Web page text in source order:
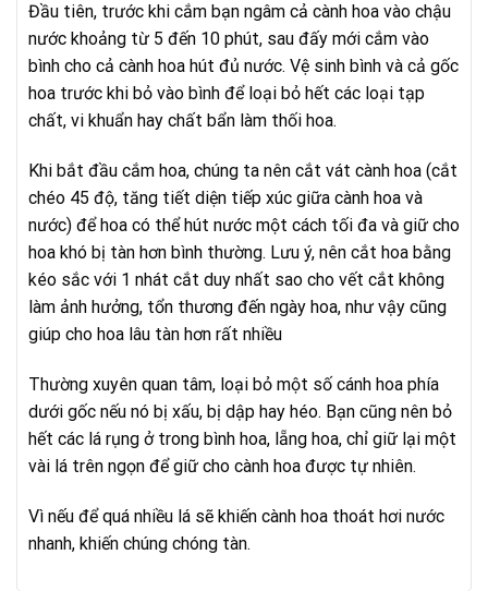
Đầu tiên, trước khi cắm bạn ngâm cả cành hoa vào chậu
nước khoảng từ 5 đến 10 phút, sau đấy mới cắm vào
bình cho cả cành hoa hút đủ nước. Vệ sinh bình và cả gốc
hoa trước khi bỏ vào bình để loại bỏ hết các loại tạp
chất, vi khuẩn hay chất bẩn làm thối hoa.
Khi bắt đầu cắm hoa, chúng ta nên cắt vát cành hoa (cắt
chéo 45 độ, tăng tiết diện tiếp xúc giữa cành hoa và
nước) để hoa có thể hút nước một cách tối đa và giữ cho
hoa khó bị tàn hơn bình thường. Lưu ý, nên cắt hoa bằng
kéo sắc với 1 nhát cắt duy nhất sao cho vết cắt không
làm ảnh hưởng, tổn thương đến ngày hoa, như vậy cũng
giúp cho hoa lâu tàn hơn rất nhiều
Thường xuyên quan tâm, loại bỏ một số cánh hoa phía
dưới gốc nếu nó bị xấu, bị dập hay héo. Bạn cũng nên bỏ
hết các lá rụng ở trong bình hoa, lẵng hoa, chỉ giữ lại một
vài lá trên ngọn để giữ cho cành hoa được tự nhiên.
Vì nếu để quá nhiều lá sẽ khiến cành hoa thoát hơi nước
nhanh, khiến chúng chóng tàn.